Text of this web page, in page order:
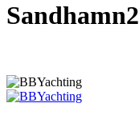
Sandhamn2